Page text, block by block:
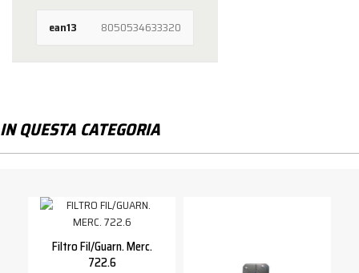
ean13 8050534633320
IN QUESTA CATEGORIA
Filtro Fil/guarn. Merc.
722.6